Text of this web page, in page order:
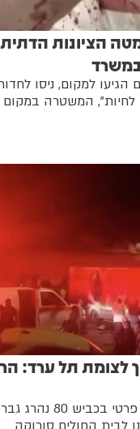
הציונות
הגיעו למקום, ניסו
לחיות”, המשטרה במקום
לצומת תל ערד:
בתאונה בין משאית לרכב פרטי